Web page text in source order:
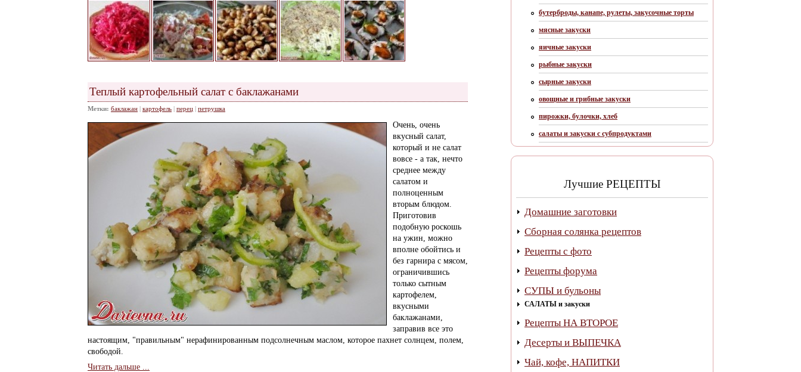
Теплый картофельный салат с баклажанами
Метки: баклажан картофель перец петрушка
Очень, очень
вкусный салат,
который и не салат
вовсе - а так, нечто
среднее между
салатом и
полноценным
вторым блюдом.
Приготовив
подобную роскошь
на ужин, можно
вполне обойтись и
без гарнира с мясом,
ограничившись
только сытным
картофелем,
вкусными
баклажанами,
заправив все это
настоящим, "правильным" нерафинированным подсолнечным маслом, которое пахнет солнцем, полем,
свободой.
Читать дальше ...
бутерброды, канапе, рулеты, закусочные торты
мясные закуски
яичные закуски
рыбные закуски
сырные закуски
овощные и грибные закуски
пирожки, булочки, хлеб
салаты и закуски с субпродуктами
Лучшие РЕЦЕПТЫ
Домашние заготовки
Сборная солянка рецептов
Рецепты c фото
Рецепты форума
СУПЫ и бульоны
САЛАТЫ и закуски
Рецепты НА ВТОРОЕ
Десерты и ВЫПЕЧКА
Чай, кофе, НАПИТКИ